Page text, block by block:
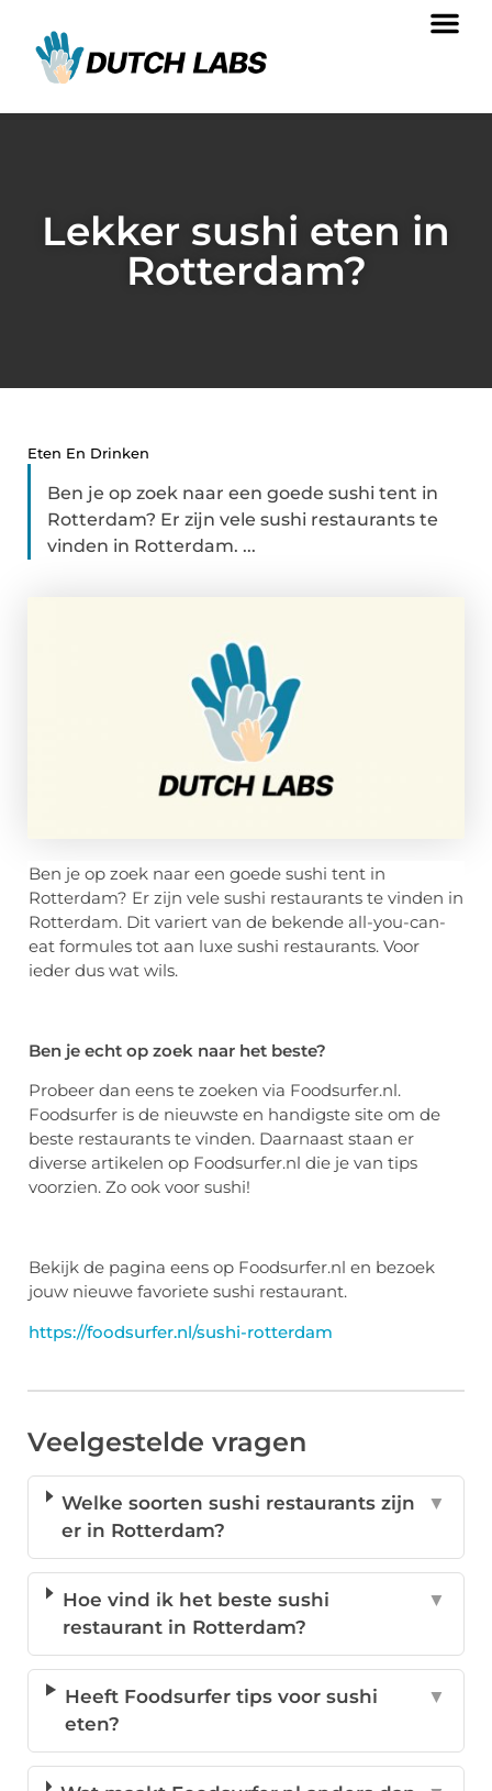
Lekker sushi eten in
Rotterdam?
Eten En Drinken
Ben je op zoek naar een goede sushi tent in
Rotterdam? Er zijn vele sushi restaurants te
vinden in Rotterdam. ...
Ben je op zoek naar een goede sushi tent in
Rotterdam? Er zijn vele sushi restaurants te vinden in
Rotterdam. Dit variert van de bekende all-you-can-
eat formules tot aan luxe sushi restaurants. Voor
ieder dus wat wils.
Ben je echt op zoek naar het beste?
Probeer dan eens te zoeken via Foodsurfer.nl.
Foodsurfer is de nieuwste en handigste site om de
beste restaurants te vinden. Daarnaast staan er
diverse artikelen op Foodsurfer.nl die je van tips
voorzien. Zo ook voor sushi!
Bekijk de pagina eens op Foodsurfer.nl en bezoek
jouw nieuwe favoriete sushi restaurant.
https://foodsurfer.nl/sushi-rotterdam
Veelgestelde vragen
Welke soorten sushi restaurants zijn
er in Rotterdam?
▼
Hoe vind ik het beste sushi
restaurant in Rotterdam?
▼
Heeft Foodsurfer tips voor sushi
eten?
▼